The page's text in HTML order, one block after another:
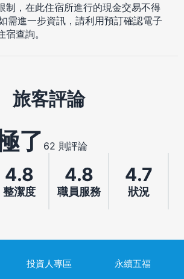
制，在此住宿所進行的現金交易不得
需進一步資訊，請利用預訂確認電子
查詢。
旅客評論
了 62 則評論
4.8
整潔度
4.8
職員服務
4.7
狀況
投資人專區
永續五福